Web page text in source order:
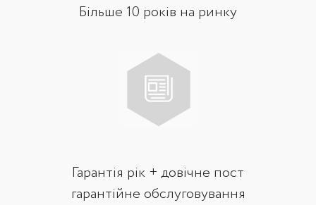
Більше 10 років на ринку
Гарантія рік + довічне пост
гарантійне обслуговування